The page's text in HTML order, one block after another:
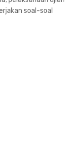
soal-soal